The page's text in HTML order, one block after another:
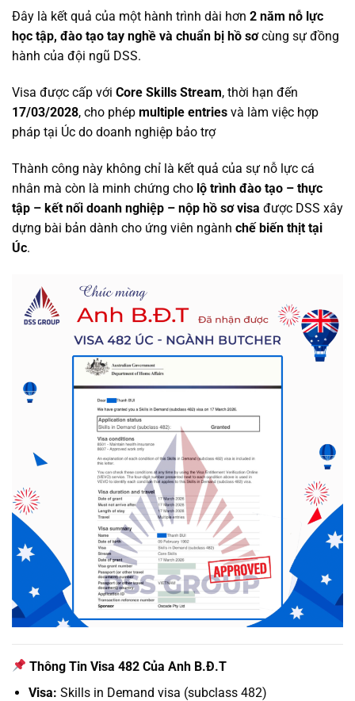
Đây là kết quả của một hành trình dài hơn 2 năm nỗ lực
học tập, đào tạo tay nghề và chuẩn bị hồ sơcùng sự đồng
hành của đội ngũ DSS.
Visa được cấp với Core Skills Stream, thời hạn đến
17/03/2028, cho phép multiple entries và làm việc hợp
pháp tại Úc do doanh nghiệp bảo trợ
Thành công này không chỉ là kết quả của sự nỗ lực cá
nhân mà còn là minh chứng cho lộ trình đào tạo – thực
tập – kết nối doanh nghiệp – nộp hồ sơ visa được DSS xây
dựng bài bản dành cho ứng viên ngành chế biến thịt tại
Úc.
Thông Tin Visa 482 Của Anh B.Đ.T
Visa: Skills in Demand visa (subclass 482)